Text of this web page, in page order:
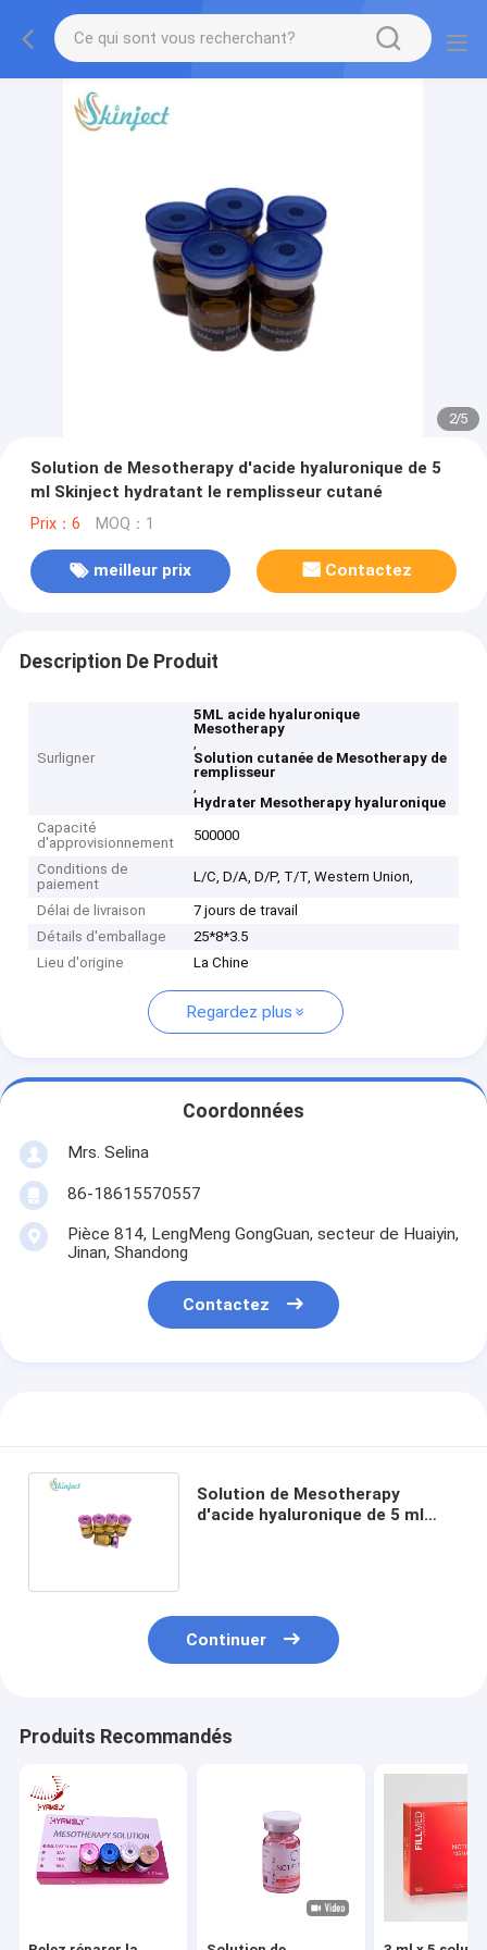
2/5
Solution de Mesotherapy d'acide hyaluronique de 5
ml Skinject hydratant le remplisseur cutané
Prix：6 MOQ：1
meilleur prix Contactez
Description De Produit
Surligner
5ML acide hyaluronique
Mesotherapy
,
Solution cutanée de Mesotherapy de
remplisseur
,
Hydrater Mesotherapy hyaluronique
Capacité
d'approvisionnement
500000
Conditions de
paiement
L/C, D/A, D/P, T/T, Western Union,
Délai de livraison
7 jours de travail
Détails d'emballage
25*8*3.5
Lieu d'origine
La Chine
Regardez plus
Coordonnées
Mrs. Selina
86-18615570557
Pièce 814, LengMeng GongGuan, secteur de Huaiyin,
Jinan, Shandong
Contactez
Solution de Mesotherapy
d'acide hyaluronique de 5 ml
Continuer
Produits Recommandés